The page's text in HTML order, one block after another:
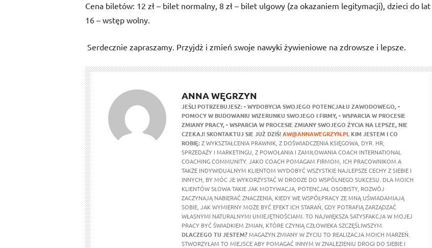
Cena biletów: 12 zł – bilet normalny, 8 zł – bilet ulgowy (za okazaniem legitymacji), dzieci do lat
16 – wstęp wolny.
Serdecznie zapraszamy. Przyjdż i zmień swoje nawyki żywieniowe na zdrowsze i lepsze.
ANNA WĘGRZYN
JEŚLI POTRZEBUJESZ:- WYDOBYCIA SWOJEGO POTENCJAŁU ZAWODOWEGO,-
POMOCY W BUDOWANIU WIZERUNKU SWOJEGO I FIRMY,- WSPARCIA W PROCESIE
ZMIANY PRACY,- WSPARCIA W PROCESIE ZMIANY SWOJEGO ŻYCIA NA LEPSZE, NIE
CZEKAJ! SKONTAKTUJ SIE JUŻ DZIŚ!AW@ANNAWEGRZYN.PL KIM JESTEM I CO
ROBIĘ:Z WYKSZTAŁCENIA PRAWNIK, Z DOŚWIADCZENIA KSIĘGOWA, DYR. HR,
SPRZEDAŻY I MARKETINGU, Z POWOŁANIA I ZAMIŁOWANIA COACH INTERNATIONAL
COACHING COMMUNITY. JAKO COACH POMAGAM FIRMOM, ICH PRACOWNIKOM A
TAKŻE INDYWIDUALNYM KLIENTOM WYDOBYĆ WSZYSTKIE NAJLEPSZE CECHY Z SIEBIE I
INNYCH, BY MÓC JE WYKORZYSTAĆ W DRODZE DO WSPÓLNEGO SUKCESU. DLA MOICH
KLIENTÓW SŁOWA TAKIE JAK MOTYWACJA, POTENCJAŁ OSOBISTY, ROZWÓJ
ZACZYNAJĄ NABIERAĆ ZNACZENIA, KIEDY WE WSPÓŁPRACY ZE MNĄ UŚWIADAMIAJĄ
SOBIE, JAK WYMIERNY MOŻE BYĆ EFEKT ICH STARAŃ, GDY POTRAFIĄ ZARZĄDZAĆ
WŁASNYMI NATURALNYMI UMIEJĘTNOŚCIAMI. TO NAJWIĘKSZA SATYSFAKCJA W MOJEJ
PRACY BYĆ ŚWIADKIEM ZMIAN, KTÓRE CZYNIĄ CZŁOWIEKA SZCZĘŚLIWSZYM.
DLACZEGO TU JESTEM?MAGAZYN ZMIANY W ŻYCIU TO REALIZACJA MOICH MARZEŃ.
STWORZYŁAM TO MIEJSCE ABY POMAGAĆ INNYM W ZNALEZIENIU DROGI DO SIEBIE I